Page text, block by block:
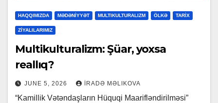
HAQQIMIZDA MƏDƏNİYYƏT MULTIKULTURALIZM ÖLKƏ TARİX
ZİYALILARIMIZ
Multikulturalizm: Şüar, yoxsa
reallıq?
JUNE 5, 2026 İRADƏ MƏLIKOVA
“Kamillik Vətəndaşların Hüquqi Maarifləndirilməsi”